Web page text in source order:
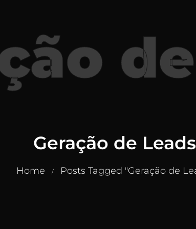
Geração de Leads
Home / Posts Tagged "Geração de